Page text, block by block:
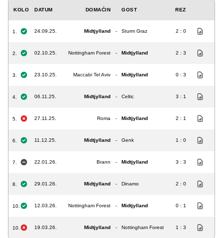
KOLO DATUM DOMAĆIN GOST REZ
1. 24.09.25. Midtjylland - Sturm Graz 2 : 0
2. 02.10.25. Nottingham Forest - Midtjylland 2 : 3
3. 23.10.25. Maccabi Tel Aviv - Midtjylland 0 : 3
4. 06.11.25. Midtjylland - Celtic 3 : 1
5. 27.11.25. Roma - Midtjylland 2 : 1
6. 11.12.25. Midtjylland - Genk 1 : 0
7. 22.01.26. Brann - Midtjylland 3 : 3
8. 29.01.26. Midtjylland - Dinamo 2 : 0
10. 12.03.26. Nottingham Forest - Midtjylland 0 : 1
10. 19.03.26. Midtjylland - Nottingham Forest 1 : 3